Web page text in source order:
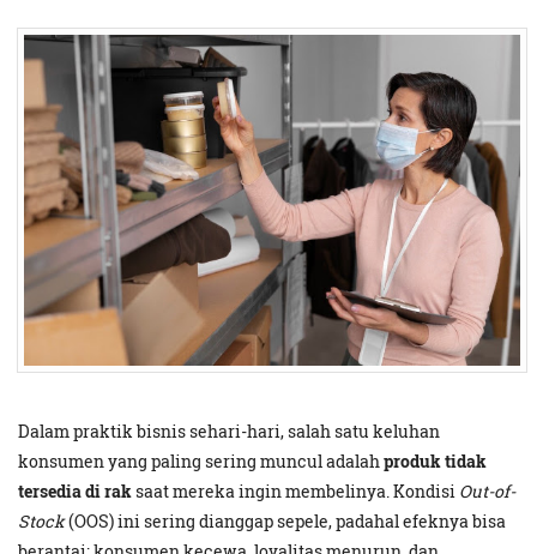
Dalam praktik bisnis sehari-hari, salah satu keluhan
konsumen yang paling sering muncul adalahproduk tidak
tersedia di raksaat mereka ingin membelinya. Kondisi Out-of-
Stock(OOS) ini sering dianggap sepele, padahal efeknya bisa